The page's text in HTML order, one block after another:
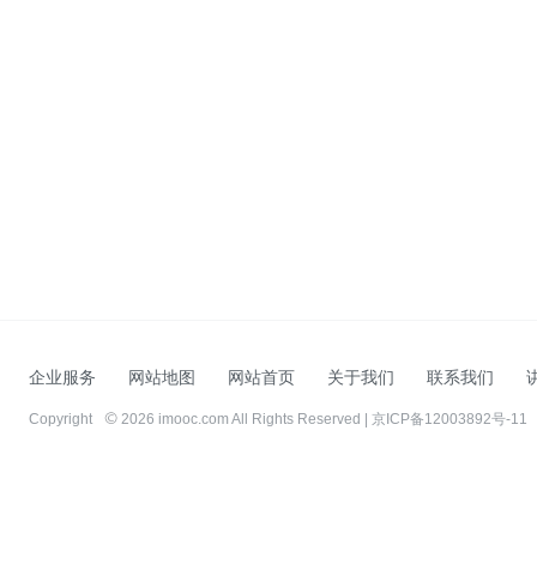
企业服务 网站地图 网站首页 关于我们 联系我们
Copyright 2026 imooc.com All Rights Reserved | 京ICP备12003892号-11